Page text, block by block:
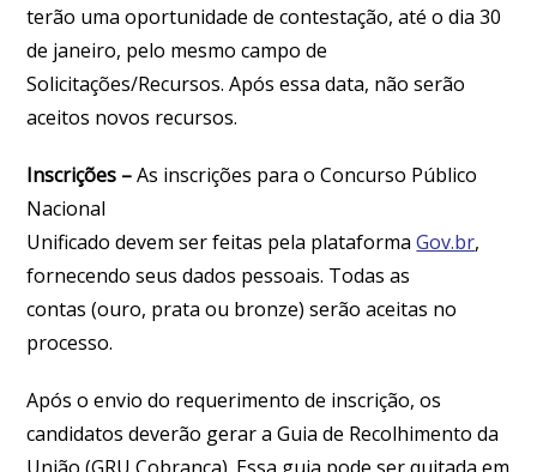
terão uma oportunidade de contestação, até o dia 30
de janeiro, pelo mesmo campo de
Solicitações/Recursos. Após essa data, não serão
aceitos novos recursos.
Inscrições –As inscrições para o Concurso Público
Nacional
Unificado devem ser feitas pela plataformaGov.br,
fornecendo seus dados pessoais. Todas as
contas (ouro, prata ou bronze) serão aceitas no
processo.
Após o envio do requerimento de inscrição, os
candidatos deverão gerar a Guia de Recolhimento da